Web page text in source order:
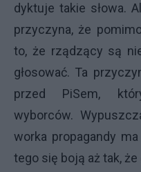
dyktuje takie słowa.
przyczyna, że
to, że rządzący są
głosować. Ta
przed PiSem,
wyborców.
worka propagandy
tego się boją aż tak,